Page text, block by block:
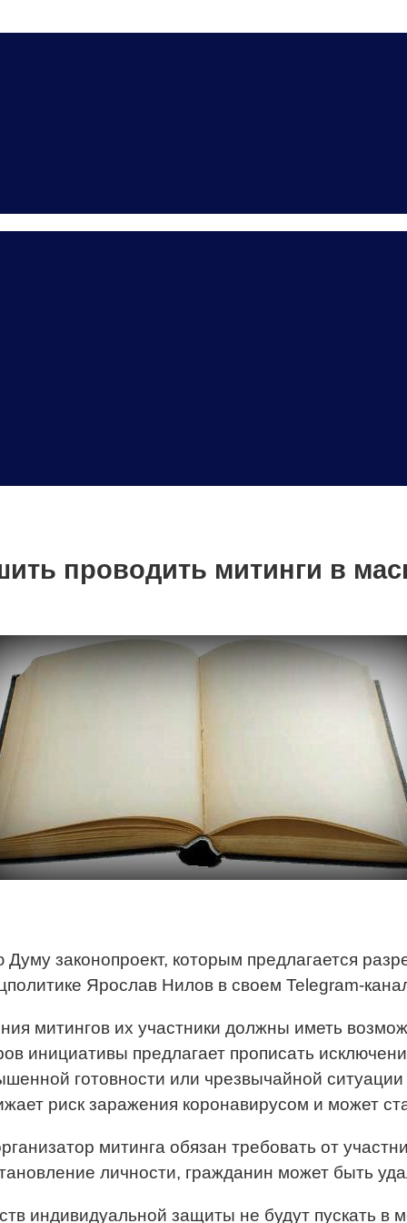
проводить митинги в
законопроект, которым предлагается
Ярослав Нилов в своем Telegram-
митингов их участники должны иметь
инициативы предлагает прописать
готовности или чрезвычайной
риск заражения коронавирусом и может
митинга обязан требовать от
личности, гражданин может быть
индивидуальной защиты не будут пускать в